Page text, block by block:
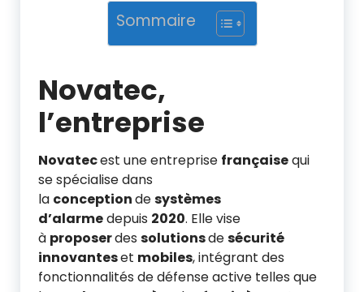
Sommaire
Novatec,
l’entreprise
Novatecest une entreprise françaisequi
se spécialise dans
la conceptiondesystèmes
d’alarmedepuis 2020. Elle vise
à proposerdes solutionsdesécurité
innovanteset mobiles, intégrant des
fonctionnalités de défense active telles que